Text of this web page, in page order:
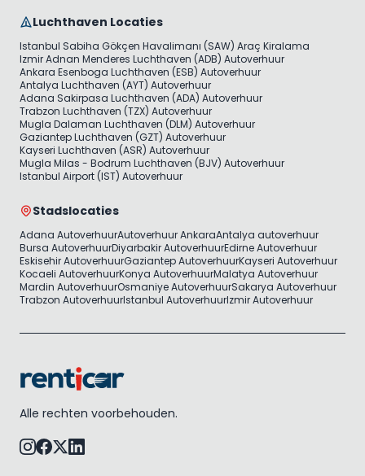
Luchthaven Locaties
Istanbul Sabiha Gökçen Havalimanı (SAW) Araç Kiralama
Izmir Adnan Menderes Luchthaven (ADB) Autoverhuur
Ankara Esenboga Luchthaven (ESB) Autoverhuur
Antalya Luchthaven (AYT) Autoverhuur
Adana Sakirpasa Luchthaven (ADA) Autoverhuur
Trabzon Luchthaven (TZX) Autoverhuur
Mugla Dalaman Luchthaven (DLM) Autoverhuur
Gaziantep Luchthaven (GZT) Autoverhuur
Kayseri Luchthaven (ASR) Autoverhuur
Mugla Milas - Bodrum Luchthaven (BJV) Autoverhuur
Istanbul Airport (IST) Autoverhuur
Stadslocaties
Adana AutoverhuurAutoverhuur AnkaraAntalya autoverhuur
Bursa AutoverhuurDiyarbakir AutoverhuurEdirne Autoverhuur
Eskisehir AutoverhuurGaziantep AutoverhuurKayseri Autoverhuur
Kocaeli AutoverhuurKonya AutoverhuurMalatya Autoverhuur
Mardin AutoverhuurOsmaniye AutoverhuurSakarya Autoverhuur
Trabzon AutoverhuurIstanbul AutoverhuurIzmir Autoverhuur
Alle rechten voorbehouden.